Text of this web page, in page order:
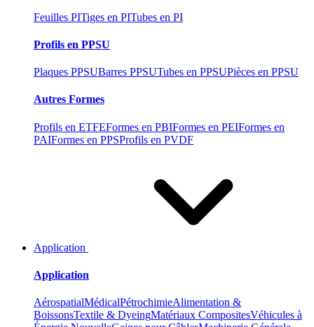
Feuilles PITiges en PITubes en PI
Profils en PPSU
Plaques PPSUBarres PPSUTubes en PPSUPièces en PPSU
Autres Formes
Profils en ETFEFormes en PBIFormes en PEIFormes en
PAIFormes en PPSProfils en PVDF
Application
Application
AérospatialMédicalPétrochimieAlimentation &
BoissonsTextile & DyeingMatériaux CompositesVéhicules à